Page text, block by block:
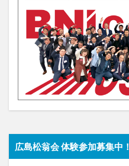
広島松翁会 体験参加募集中！